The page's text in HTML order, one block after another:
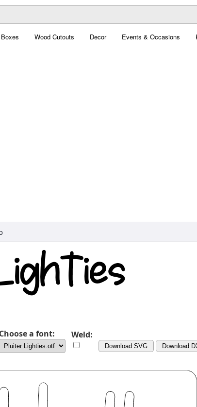
Boxes Wood Cutouts Decor Events & Occasions
Choose a font: Weld:
Download SVG Download